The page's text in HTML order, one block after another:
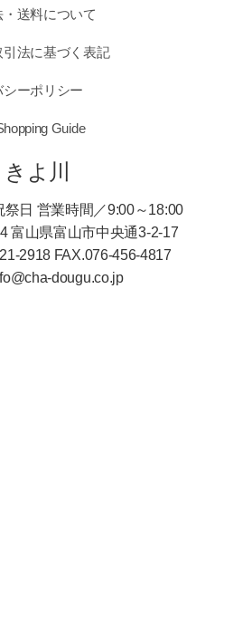
送料について
引法に基づく表記
シーポリシー
Guide
よ川
祭日 営業時間／9:00～18:00
富山県富山市中央通3-2-17
2918 FAX.076-456-4817
dougu.co.jp